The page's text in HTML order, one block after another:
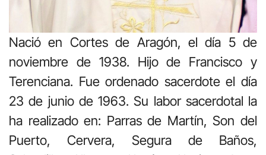
Nació en Cortes de Aragón, el día 5 de
noviembre de 1938. Hijo de Francisco y
Terenciana. Fue ordenado sacerdote el día
23 de junio de 1963. Su labor sacerdotal la
ha realizado en: Parras de Martín, Son del
Puerto, Cervera, Segura de Baños,